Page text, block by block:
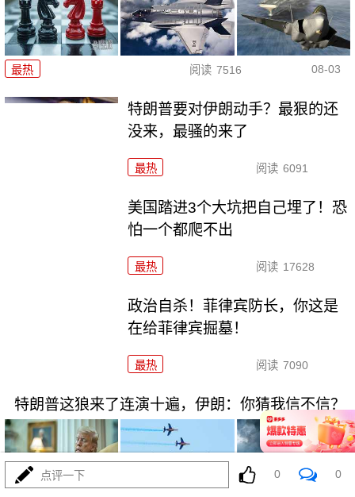
最热 阅读 7516 08-03
特朗普要对伊朗动手？最狠的还
没来，最骚的来了
最热 阅读 6091
美国踏进3个大坑把自己埋了！恐
怕一个都爬不出
最热 阅读 17628
政治自杀！菲律宾防长，你这是
在给菲律宾掘墓！
最热 阅读 7090
特朗普这狼来了连演十遍，伊朗：你猜我信不信？
点评一下 0 0